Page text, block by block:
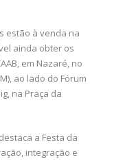
estão à venda na
ainda obter os
em Nazaré, no
ao lado do Fórum
na Praça da
a Festa da
integração e